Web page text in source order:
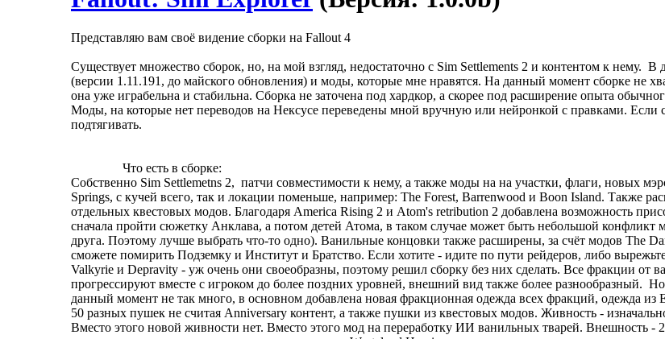
Представляю вам своё видение сборки на Fallout 4
Существует множество сборок, но, на мой взгляд, недостаточно с Sim Settlements 2 и контентом к нему.
(версии 1.11.191, до майского обновления) и моды, которые мне нравятся. На данный момент сборке не
она уже играбельна и стабильна. Сборка не заточена под хардкор, а скорее под расширение опыта
Моды, на которые нет переводов на Нексусе переведены мной вручную или нейронкой с правками. Если
подтягивать.
Что есть в сборке:
Собственно Sim Settlemetns 2, патчи совместимости к нему, а также моды на на участки, флаги, новых
Springs, с кучей всего, так и локации поменьше, например: The Forest, Barrenwood и Boon Island. Также
отдельных квестовых модов. Благодаря America Rising 2 и Atom's retribution 2 добавлена возможность
сначала пройти сюжетку Анклава, а потом детей Атома, в таком случае может быть небольшой конфликт
друга. Поэтому лучше выбрать что-то одно). Ванильные концовки также расширены, за счёт модов The
сможете помирить Подземку и Институт и Братство. Если хотите - идите по пути рейдеров, либо
Valkyrie и Depravity - уж очень они своеобразны, поэтому решил сборку без них сделать. Все фракции
прогрессируют вместе с игроком до более поздних уровней, внешний вид также более разнообразный.
данный момент не так много, в основном добавлена новая фракционная одежда всех фракций, одежда
50 разных пушек не считая Anniversary контент, а также пушки из квестовых модов. Живность -
Вместо этого новой живности нет. Вместо этого мод на переработку ИИ ванильных тварей. Внешность